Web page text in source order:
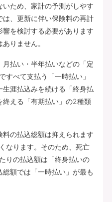
ため、家計の予測がしやす
、更新に伴い保険料の再計
を検討する必要があります
りません。
払い・半年払いなどの「定
すべて支払う「一時払い」
涯払込みを続ける「終身払
終える「有期払い」の2種類
の払込総額は抑えられます
なります。そのため、死亡
りの払込額は「終身払いの
額では「一時払い」が最も